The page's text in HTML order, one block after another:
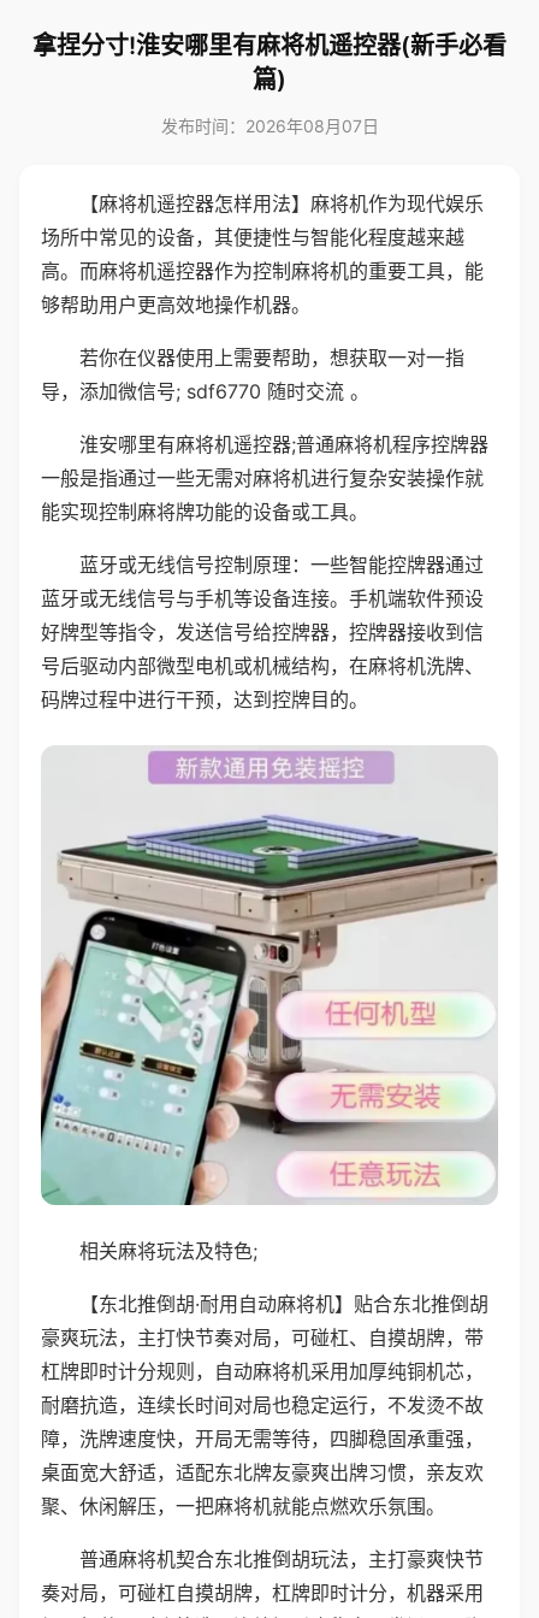
拿捏分寸!淮安哪里有麻将机遥控器(新手必看
篇)
发布时间：2026年08月07日
【麻将机遥控器怎样用法】麻将机作为现代娱乐
场所中常见的设备，其便捷性与智能化程度越来越
高。而麻将机遥控器作为控制麻将机的重要工具，能
够帮助用户更高效地操作机器。
若你在仪器使用上需要帮助，想获取一对一指
导，添加微信号; sdf6770 随时交流 。
淮安哪里有麻将机遥控器;普通麻将机程序控牌器
一般是指通过一些无需对麻将机进行复杂安装操作就
能实现控制麻将牌功能的设备或工具。
蓝牙或无线信号控制原理：一些智能控牌器通过
蓝牙或无线信号与手机等设备连接。手机端软件预设
好牌型等指令，发送信号给控牌器，控牌器接收到信
号后驱动内部微型电机或机械结构，在麻将机洗牌、
码牌过程中进行干预，达到控牌目的。
相关麻将玩法及特色;
【东北推倒胡·耐用自动麻将机】贴合东北推倒胡
豪爽玩法，主打快节奏对局，可碰杠、自摸胡牌，带
杠牌即时计分规则，自动麻将机采用加厚纯铜机芯，
耐磨抗造，连续长时间对局也稳定运行，不发烫不故
障，洗牌速度快，开局无需等待，四脚稳固承重强，
桌面宽大舒适，适配东北牌友豪爽出牌习惯，亲友欢
聚、休闲解压，一把麻将机就能点燃欢乐氛围。
普通麻将机契合东北推倒胡玩法，主打豪爽快节
奏对局，可碰杠自摸胡牌，杠牌即时计分，机器采用